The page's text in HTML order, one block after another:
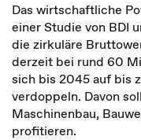
Das wirtschaftliche
einer Studie von BDI
die zirkuläre
derzeit bei rund 60
sich bis 2045 auf bis
verdoppeln. Davon
Maschinenbau,
profitieren.